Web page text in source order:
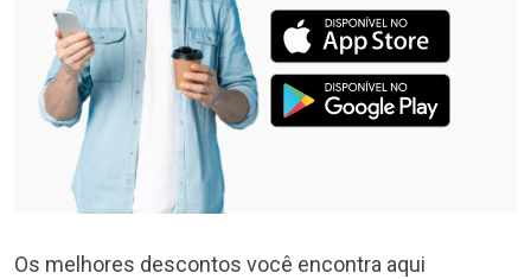
Os melhores descontos você encontra aqui